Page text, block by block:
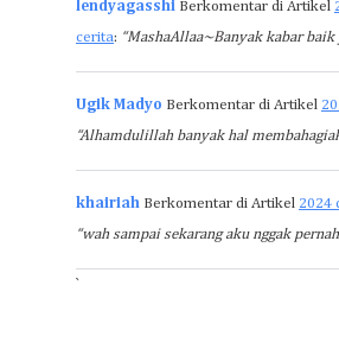
lendyagasshi Berkomentar di Artikel
cerita: “MashaAllaa~Banyak kabar
Ugik Madyo Berkomentar di Artikel
“Alhamdulillah banyak hal
khairiah Berkomentar di Artikel 2024
“wah sampai sekarang aku nggak
`